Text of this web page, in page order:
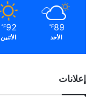
89
℉
الأحد
92
℉
الأثنين
إعلانات